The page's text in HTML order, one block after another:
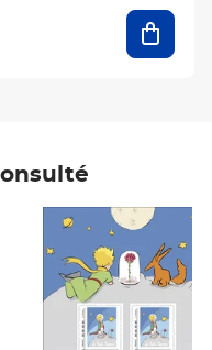
Prix 6,25€ HT